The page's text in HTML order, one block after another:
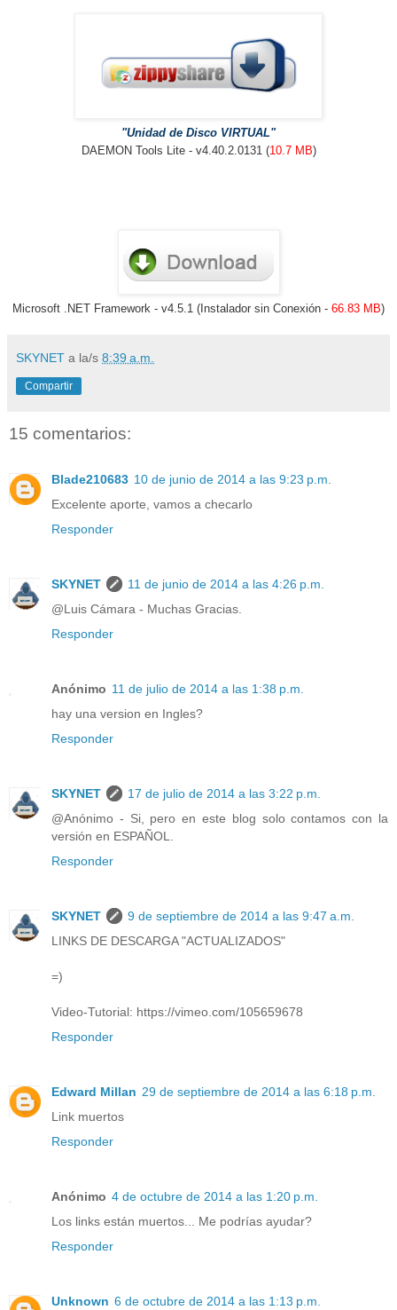
"Unidad de Disco VIRTUAL"
DAEMON Tools Lite - v4.40.2.0131 (10.7 MB)
Microsoft .NET Framework - v4.5.1 (Instalador sin Conexión - 66.83 MB)
SKYNET a la/s 8:39 a.m.
Compartir
15 comentarios:
Blade210683 10 de junio de 2014 a las 9:23 p.m.
Excelente aporte, vamos a checarlo
Responder
SKYNET
11 de junio de 2014 a las 4:26 p.m.
@Luis Cámara - Muchas Gracias.
Responder
Anónimo 11 de julio de 2014 a las 1:38 p.m.
hay una version en Ingles?
Responder
SKYNET
17 de julio de 2014 a las 3:22 p.m.
@Anónimo - Si, pero en este blog solo contamos con la
versión en ESPAÑOL.
Responder
SKYNET
9 de septiembre de 2014 a las 9:47 a.m.
LINKS DE DESCARGA "ACTUALIZADOS"
=)
Video-Tutorial: https://vimeo.com/105659678
Responder
Edward Millan 29 de septiembre de 2014 a las 6:18 p.m.
Link muertos
Responder
Anónimo 4 de octubre de 2014 a las 1:20 p.m.
Los links están muertos... Me podrías ayudar?
Responder
Unknown 6 de octubre de 2014 a las 1:13 p.m.